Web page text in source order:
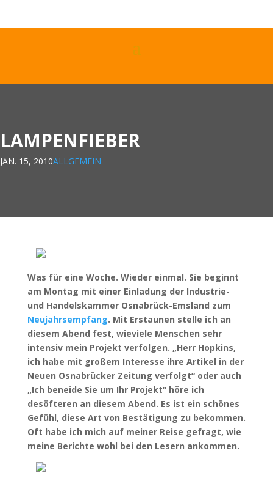
LAMPENFIEBER
JAN. 15, 2010ALLGEMEIN
Was für eine Woche. Wieder einmal. Sie beginnt
am Montag mit einer Einladung der Industrie-
und Handelskammer Osnabrück-Emsland zum
Neujahrsempfang. Mit Erstaunen stelle ich an
diesem Abend fest, wieviele Menschen sehr
intensiv mein Projekt verfolgen. „Herr Hopkins,
ich habe mit großem Interesse ihre Artikel in der
Neuen Osnabrücker Zeitung verfolgt“ oder auch
„Ich beneide Sie um Ihr Projekt“ höre ich
desöfteren an diesem Abend. Es ist ein schönes
Gefühl, diese Art von Bestätigung zu bekommen.
Oft habe ich mich auf meiner Reise gefragt, wie
meine Berichte wohl bei den Lesern ankommen.